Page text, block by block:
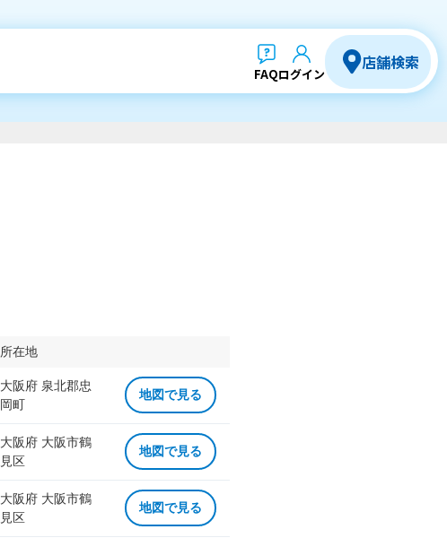
FAQログイン
店舗検索
所在地
大阪府 泉北郡忠
岡町
地図で見る
大阪府 大阪市鶴
見区
地図で見る
大阪府 大阪市鶴
見区
地図で見る